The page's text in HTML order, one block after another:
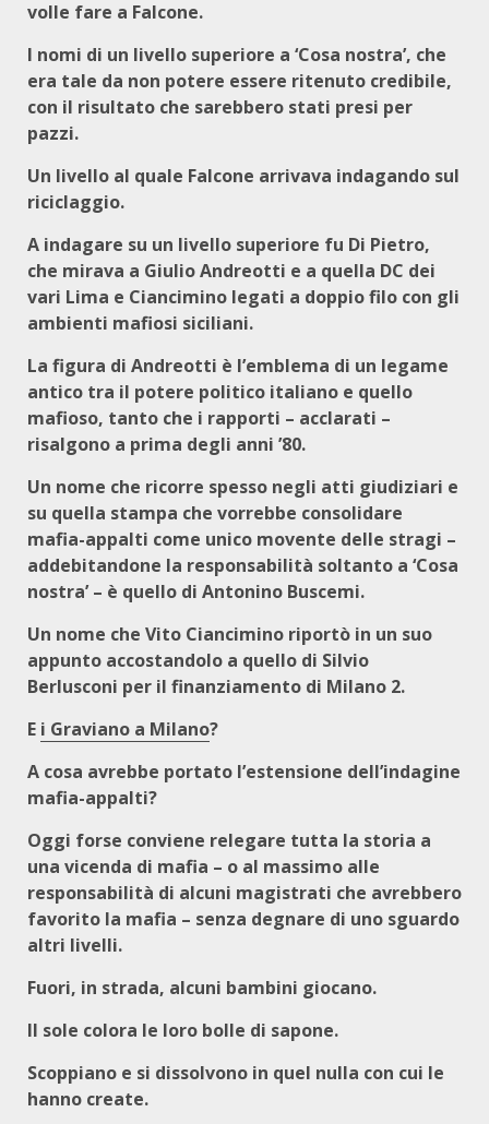
volle fare a Falcone.
I nomi di un livello superiore a ‘Cosa nostra’, che
era tale da non potere essere ritenuto credibile,
con il risultato che sarebbero stati presi per
pazzi.
Un livello al quale Falcone arrivava indagando sul
riciclaggio.
A indagare su un livello superiore fu Di Pietro,
che mirava a Giulio Andreotti e a quella DC dei
vari Lima e Ciancimino legati a doppio filo con gli
ambienti mafiosi siciliani.
La figura di Andreotti è l’emblema di un legame
antico tra il potere politico italiano e quello
mafioso, tanto che i rapporti – acclarati –
risalgono a prima degli anni ’80.
Un nome che ricorre spesso negli atti giudiziari e
su quella stampa che vorrebbe consolidare
mafia-appalti come unico movente delle stragi –
addebitandone la responsabilità soltanto a ‘Cosa
nostra’ – è quello di Antonino Buscemi.
Un nome che Vito Ciancimino riportò in un suo
appunto accostandolo a quello di Silvio
Berlusconi per il finanziamento di Milano 2.
E i Graviano a Milano?
A cosa avrebbe portato l’estensione dell’indagine
mafia-appalti?
Oggi forse conviene relegare tutta la storia a
una vicenda di mafia – o al massimo alle
responsabilità di alcuni magistrati che avrebbero
favorito la mafia – senza degnare di uno sguardo
altri livelli.
Fuori, in strada, alcuni bambini giocano.
Il sole colora le loro bolle di sapone.
Scoppiano e si dissolvono in quel nulla con cui le
hanno create.